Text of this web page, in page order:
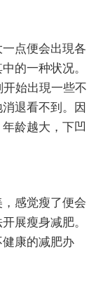
点便会出現各
的一种状况。
始出現一些不
退看不到。因
龄越大，下凹
感觉瘦了便会
展瘦身减肥。
康的减肥办